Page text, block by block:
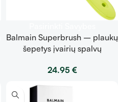
Balmain Superbrush – plaukų
šepetys įvairių spalvų
24.95 €